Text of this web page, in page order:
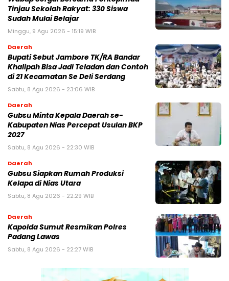
Tinjau Sekolah Rakyat: 330 Siswa
Sudah Mulai Belajar
Minggu, 9 Agu 2026 - 15:19 WIB
Daerah
Bupati Sebut Jambore TK/RA Bandar
Khalipah Bisa Jadi Teladan dan Contoh
di 21 Kecamatan Se Deli Serdang
Sabtu, 8 Agu 2026 - 23:06 WIB
Daerah
Gubsu Minta Kepala Daerah se-
Kabupaten Nias Percepat Usulan BKP
2027
Sabtu, 8 Agu 2026 - 22:30 WIB
Daerah
Gubsu Siapkan Rumah Produksi
Kelapa di Nias Utara
Sabtu, 8 Agu 2026 - 22:29 WIB
Daerah
Kapolda Sumut Resmikan Polres
Padang Lawas
Sabtu, 8 Agu 2026 - 22:27 WIB